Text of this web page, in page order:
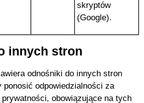
skryptów
(Google).
innych stron
odnośniki do innych stron
ponosić odpowiedzialności za
obowiązujące na tych